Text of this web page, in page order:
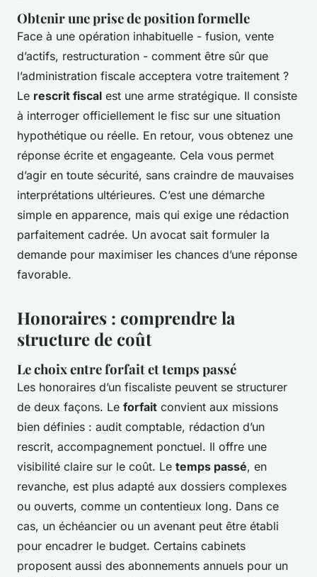
Obtenir une prise de position formelle
Face à une opération inhabituelle - fusion, vente
d’actifs, restructuration - comment être sûr que
l’administration fiscale acceptera votre traitement ?
Le rescrit fiscal est une arme stratégique. Il consiste
à interroger officiellement le fisc sur une situation
hypothétique ou réelle. En retour, vous obtenez une
réponse écrite et engageante. Cela vous permet
d’agir en toute sécurité, sans craindre de mauvaises
interprétations ultérieures. C’est une démarche
simple en apparence, mais qui exige une rédaction
parfaitement cadrée. Un avocat sait formuler la
demande pour maximiser les chances d’une réponse
favorable.
Honoraires : comprendre la
structure de coût
Le choix entre forfait et temps passé
Les honoraires d’un fiscaliste peuvent se structurer
de deux façons. Le forfait convient aux missions
bien définies : audit comptable, rédaction d’un
rescrit, accompagnement ponctuel. Il offre une
visibilité claire sur le coût. Le temps passé, en
revanche, est plus adapté aux dossiers complexes
ou ouverts, comme un contentieux long. Dans ce
cas, un échéancier ou un avenant peut être établi
pour encadrer le budget. Certains cabinets
proposent aussi des abonnements annuels pour un